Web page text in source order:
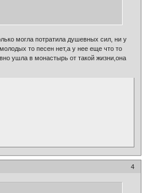
могла потратила душевных сил, ни у
то песен нет,а у нее еще что то
ушла в монастырь от такой жизни,она
4